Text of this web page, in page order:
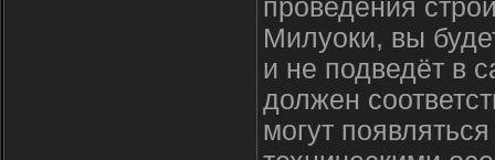
проведения
Милуоки, вы
и не подведёт в
должен
могут